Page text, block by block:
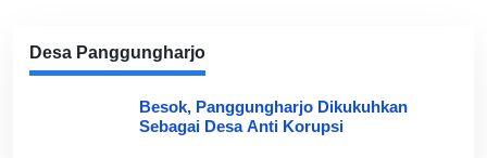
Desa Panggungharjo
Besok, Panggungharjo Dikukuhkan
Sebagai Desa Anti Korupsi